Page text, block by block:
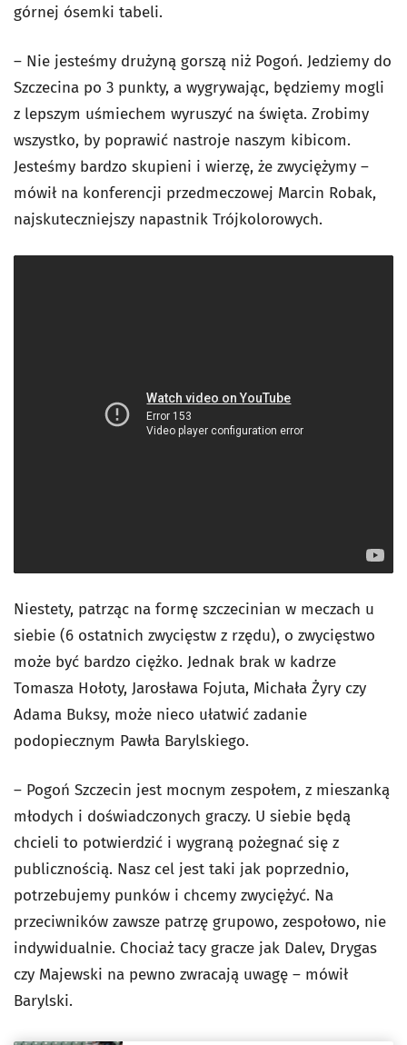
górnej ósemki tabeli.
– Nie jesteśmy drużyną gorszą niż Pogoń. Jedziemy do
Szczecina po 3 punkty, a wygrywając, będziemy mogli
z lepszym uśmiechem wyruszyć na święta. Zrobimy
wszystko, by poprawić nastroje naszym kibicom.
Jesteśmy bardzo skupieni i wierzę, że zwyciężymy –
mówił na konferencji przedmeczowej Marcin Robak,
najskuteczniejszy napastnik Trójkolorowych.
Niestety, patrząc na formę szczecinian w meczach u
siebie (6 ostatnich zwycięstw z rzędu), o zwycięstwo
może być bardzo ciężko. Jednak brak w kadrze
Tomasza Hołoty, Jarosława Fojuta, Michała Żyry czy
Adama Buksy, może nieco ułatwić zadanie
podopiecznym Pawła Barylskiego.
– Pogoń Szczecin jest mocnym zespołem, z mieszanką
młodych i doświadczonych graczy. U siebie będą
chcieli to potwierdzić i wygraną pożegnać się z
publicznością. Nasz cel jest taki jak poprzednio,
potrzebujemy punków i chcemy zwyciężyć. Na
przeciwników zawsze patrzę grupowo, zespołowo, nie
indywidualnie. Chociaż tacy gracze jak Dalev, Drygas
czy Majewski na pewno zwracają uwagę – mówił
Barylski.